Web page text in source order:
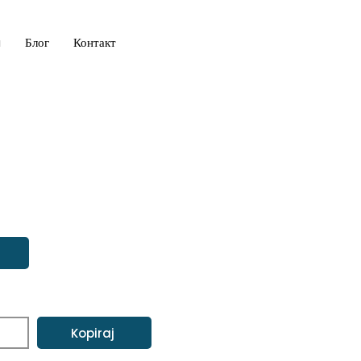
Блог Контакт
Kopiraj